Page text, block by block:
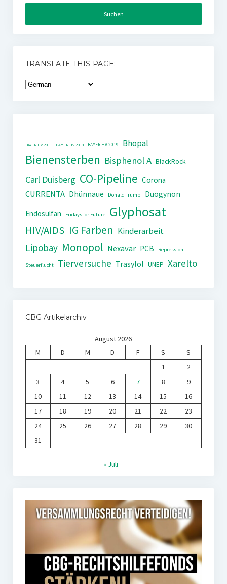
TRANSLATE THIS PAGE:
BAYER HV 2011 BAYER HV 2018 BAYER HV 2019 Bhopal
Bienensterben Bisphenol A BlackRock
Carl Duisberg CO-Pipeline Corona
CURRENTA Dhünnaue Donald Trump
Duogynon
Endosulfan
Fridays for Future Glyphosat
HIV/AIDS IG Farben Kinderarbeit
Lipobay Monopol Nexavar PCB Repression
Steuerflucht Tierversuche Trasylol UNEP Xarelto
CBG Artikelarchiv
August 2026
M
D M D F S
S
1
2
3
4 5 6 7 8
9
10
11 12 13 14 15
16
17
18 19 20 21 22
23
24
25 26 27 28 29
30
31
« Juli